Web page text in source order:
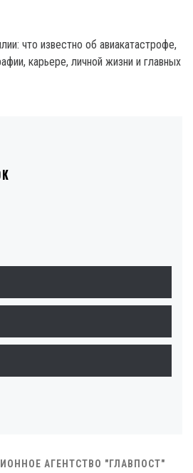
что известно об авиакатастрофе,
карьере, личной жизни и главных
АГЕНТСТВО "ГЛАВПОСТ"